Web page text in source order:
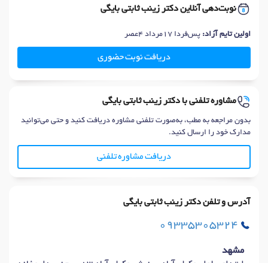
نوبت‌دهی آنلاین دکتر زینب ثابتی بایگی
اولین تایم آزاد: پس‌فردا 17مرداد 4عصر
دریافت نوبت حضوری
مشاوره تلفنی با دکتر زینب ثابتی بایگی
بدون مراجعه به مطب، به‌صورت تلفنی مشاوره دریافت کنید و حتی می‌توانید
مدارک خود را ارسال کنید.
دریافت مشاوره تلفنی
آدرس و تلفن دکتر زینب ثابتی بایگی
09335305324
مشهد